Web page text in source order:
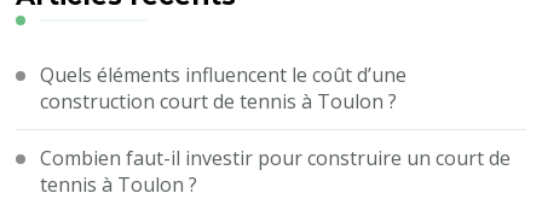
Quels éléments influencent le coût d’une
construction court de tennis à Toulon ?
Combien faut-il investir pour construire un court de
tennis à Toulon ?